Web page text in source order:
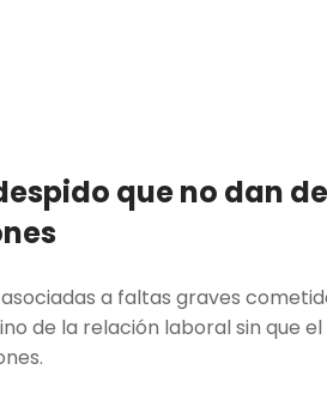
que no dan
a faltas graves
de la relación laboral sin que